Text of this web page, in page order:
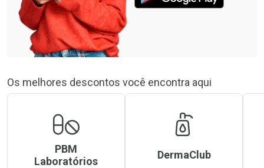
Os melhores descontos você encontra aqui
PBM
Laboratórios
DermaClub